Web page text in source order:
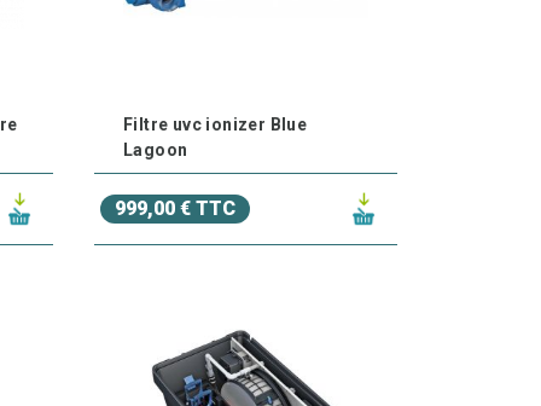
Ils n'ont plus rien à prouver. Ils sont plus
vous renseigner au 03.27.89.21.52.
Filtre uvc ionizer Blue
Lagoon
999,00 € TTC